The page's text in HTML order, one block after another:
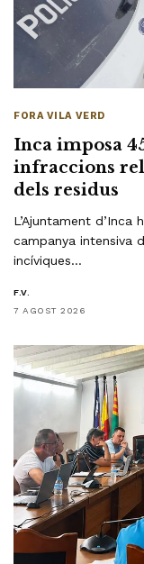
FORA VILA VERD
Inca imposa
infraccions
dels residus
L’Ajuntament
campanya intensiva
incíviques…
F.V.
7 AGOST 2026